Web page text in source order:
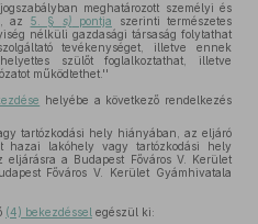
meghatározott személyi és
az 5. § s) pontja szerinti természetes
nélküli gazdasági társaság folytathat
tevékenységet, illetve ennek
szülőt foglalkoztathat, illetve
működtethet.''
helyébe a következő rendelkezés
tartózkodási hely hiányában, az eljáró
hazai lakóhely vagy tartózkodási hely
a Budapest Főváros V. Kerület
Főváros V. Kerület Gyámhivatala
(4) bekezdéssel egészül ki: